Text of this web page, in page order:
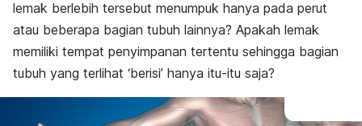
lemak berlebih tersebut menumpuk hanya pada perut
atau beberapa bagian tubuh lainnya? Apakah lemak
memiliki tempat penyimpanan tertentu sehingga bagian
tubuh yang terlihat ‘berisi’ hanya itu-itu saja?